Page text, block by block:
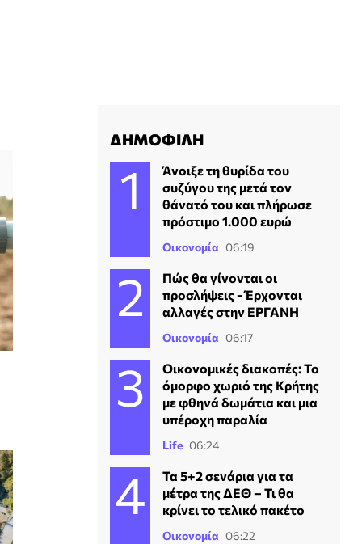
ΔΗΜΟΦΙΛΗ
Άνοιξε τη θυρίδα του
συζύγου της μετά τον
θάνατό του και πλήρωσε
πρόστιμο 1.000 ευρώ
Οικονομία 06:19
Πώς θα γίνονται οι
προσλήψεις - Έρχονται
αλλαγές στην ΕΡΓΑΝΗ
Οικονομία 06:17
Οικονομικές διακοπές: Το
όμορφο χωριό της Κρήτης
με φθηνά δωμάτια και μια
υπέροχη παραλία
Life 06:24
Τα 5+2 σενάρια για τα
μέτρα της ΔΕΘ – Τι θα
κρίνει το τελικό πακέτο
Οικονομία 06:22